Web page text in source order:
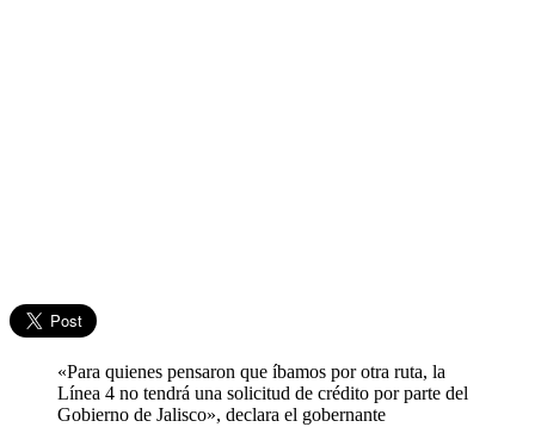
«Para quienes pensaron que íbamos por otra ruta, la
Línea 4 no tendrá una solicitud de crédito por parte del
Gobierno de Jalisco», declara el gobernante